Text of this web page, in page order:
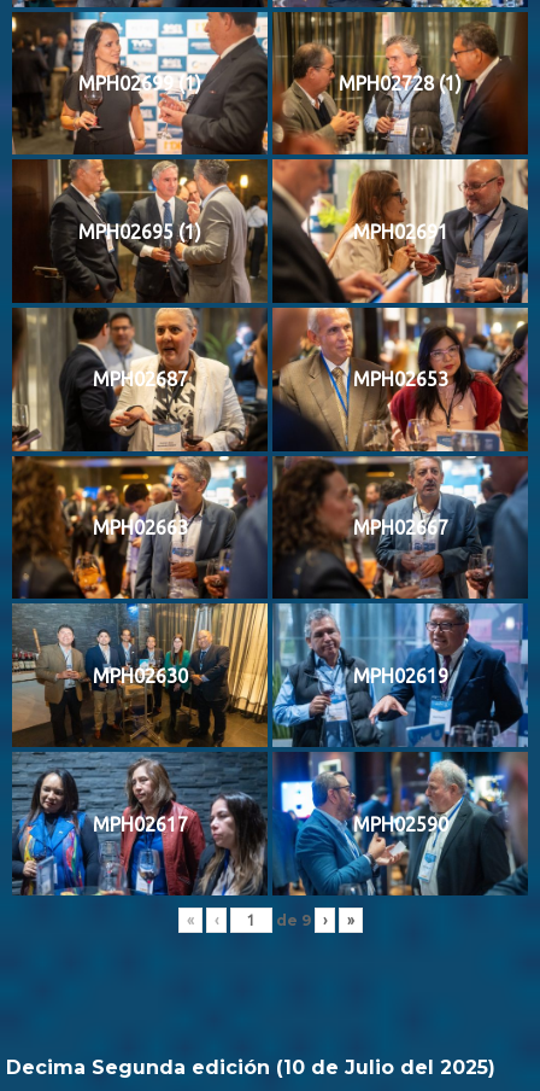
MPH02699 (1) MPH02728 (1)
MPH02695 (1) MPH02691
MPH02687 MPH02653
MPH02663 MPH02667
MPH02630 MPH02619
MPH02617 MPH02590
« ‹ de 9 › »
Decima Segunda edición (10 de Julio del 2025)